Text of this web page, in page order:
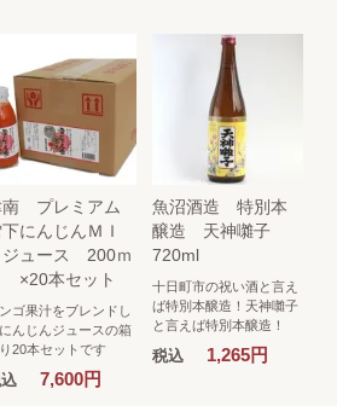
南 プレミアム
にんじんＭＩ
ジュース 200ｍ
×20本セット
ゴ果汁をブレンドし
んじんジュースの箱
20本セットです
込 7,600円
魚沼酒造 特別本
醸造 天神囃子
720ml
十日町市の祝い酒と言え
ば特別本醸造！天神囃子
と言えば特別本醸造！
税込 1,265円